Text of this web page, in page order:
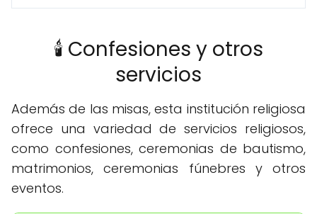
🕯️ Confesiones y otros
servicios
Además de las misas, esta institución religiosa
ofrece una variedad de servicios religiosos,
como confesiones, ceremonias de bautismo,
matrimonios, ceremonias fúnebres y otros
eventos.